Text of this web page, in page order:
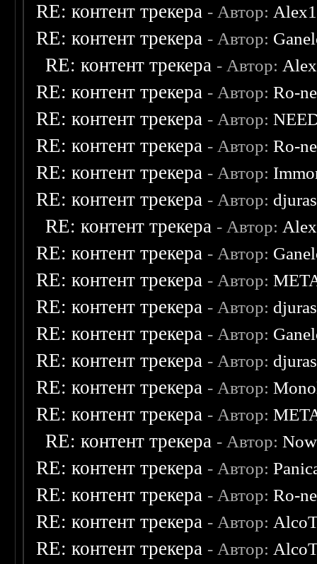
RE: контент трекера - Автор:
RE: контент трекера - Автор:
RE: контент трекера - Автор:
RE: контент трекера - Автор:Ro-
RE: контент трекера - Автор:
RE: контент трекера - Автор:Ro-
RE: контент трекера - Автор:
RE: контент трекера - Автор:
RE: контент трекера - Автор:
RE: контент трекера - Автор:
RE: контент трекера - Автор:
RE: контент трекера - Автор:
RE: контент трекера - Автор:
RE: контент трекера - Автор:
RE: контент трекера - Автор:
RE: контент трекера - Автор:
RE: контент трекера - Автор:
RE: контент трекера - Автор:
RE: контент трекера - Автор:Ro-
RE: контент трекера - Автор:
RE: контент трекера - Автор: